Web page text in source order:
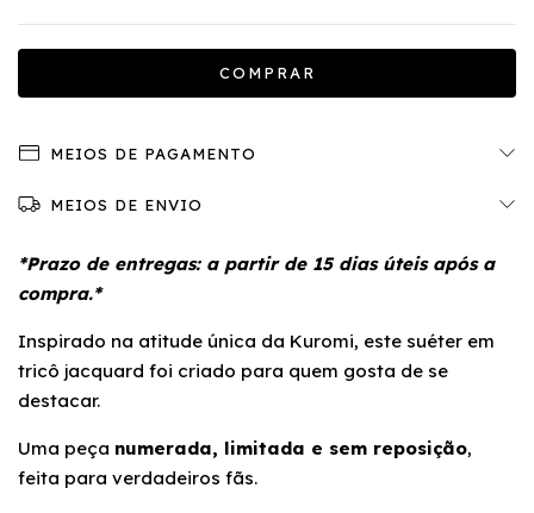
MEIOS DE PAGAMENTO
MEIOS DE ENVIO
*Prazo de entregas: a partir de 15 dias úteis após a
compra.*
Inspirado na atitude única da Kuromi, este suéter em
tricô jacquard foi criado para quem gosta de se
destacar.
Uma peça numerada, limitada e sem reposição,
feita para verdadeiros fãs.